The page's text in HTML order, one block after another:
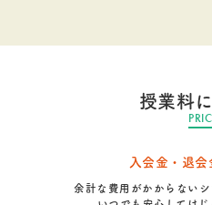
授業料
入会金・退会
余計な費用がかからない